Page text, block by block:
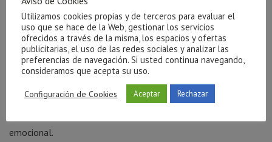
pero sí pueden indicar una dinámica relacional poco saludable
que merece atención.
¿Por qué resulta tan difícil detectarlo?
La luz de gas suele producirse en relaciones importantes para
nosotros. La persona manipuladora puede alternar momentos
emocional.
Utilizamos cookies propias y de terceros para evaluar el
uso que se hace de la Web, gestionar los servicios
ofrecidos a través de la misma, los espacios y ofertas
publicitarias, el uso de las redes sociales y analizar las
preferencias de navegación. Si usted continua navegando,
consideramos que acepta su uso.
Configuración de Cookies Aceptar Rechazar